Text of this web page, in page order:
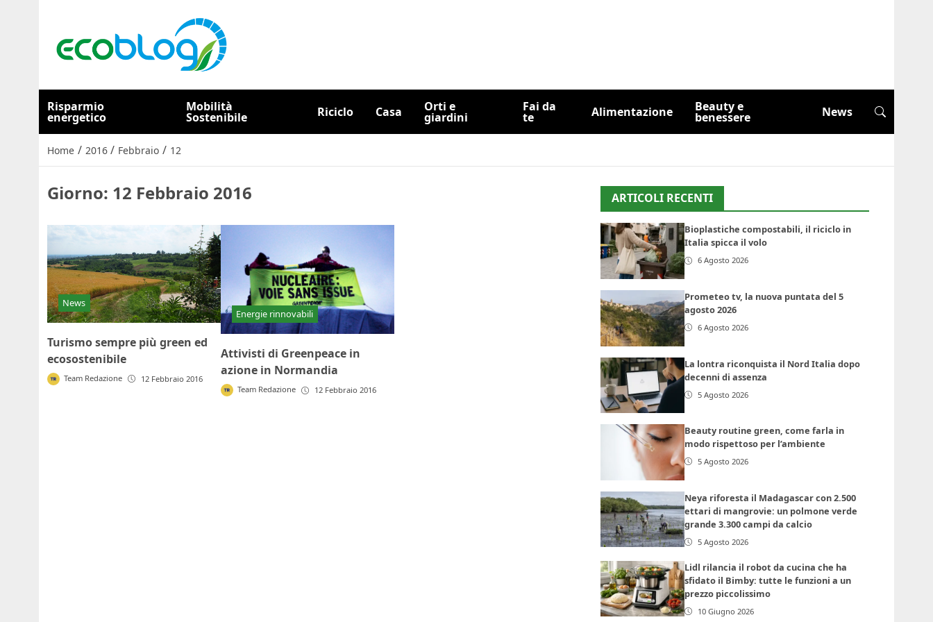
Risparmio
energetico
Mobilità
Sostenibile Riciclo Casa Orti e
giardini
Fai da
te Alimentazione Beauty e
benessere News
Home / 2016 / Febbraio / 12
Giorno: 12 Febbraio 2016
News
Turismo sempre più green ed
ecosostenibile
Team Redazione 12 Febbraio 2016
Energie rinnovabili
Attivisti di Greenpeace in
azione in Normandia
Team Redazione 12 Febbraio 2016
ARTICOLI RECENTI
Bioplastiche compostabili, il riciclo in
Italia spicca il volo
6 Agosto 2026
Prometeo tv, la nuova puntata del 5
agosto 2026
6 Agosto 2026
La lontra riconquista il Nord Italia dopo
decenni di assenza
5 Agosto 2026
Beauty routine green, come farla in
modo rispettoso per l’ambiente
5 Agosto 2026
Neya riforesta il Madagascar con 2.500
ettari di mangrovie: un polmone verde
grande 3.300 campi da calcio
5 Agosto 2026
Lidl rilancia il robot da cucina che ha
sfidato il Bimby: tutte le funzioni a un
prezzo piccolissimo
10 Giugno 2026